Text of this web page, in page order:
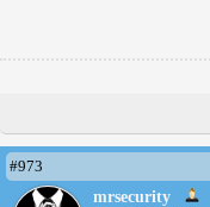
#973
mrsecurity